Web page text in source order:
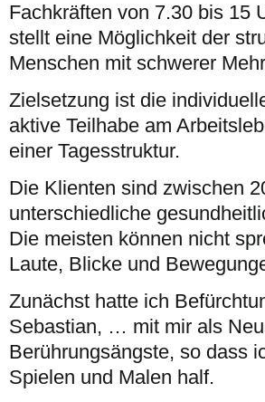
Fachkräften von 7.30 bis 15
stellt eine Möglichkeit der
Menschen mit schwerer
Zielsetzung ist die
aktive Teilhabe am
einer Tagesstruktur.
Die Klienten sind zwischen
unterschiedliche
Die meisten können nicht
Laute, Blicke und
Zunächst hatte ich
Sebastian, … mit mir als
Berührungsängste, so dass
Spielen und Malen half.